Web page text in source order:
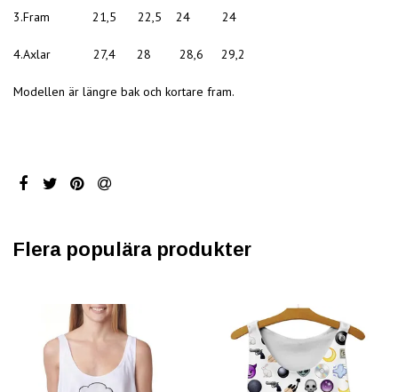
3.Fram 21,5 22,5 24 24
4.Axlar 27,4 28 28,6 29,2
Modellen är längre bak och kortare fram.
Flera populära produkter